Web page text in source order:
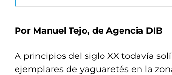
Por Manuel Tejo, de Agencia DIB
A principios del siglo XX todavía
ejemplares de yaguaretés en la